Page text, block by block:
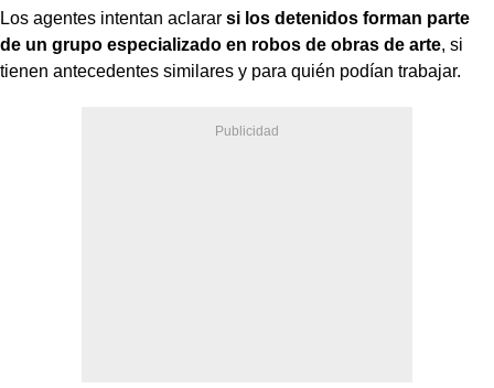
Los agentes intentan aclarar si los detenidos forman parte
de un grupo especializado en robos de obras de arte, si
tienen antecedentes similares y para quién podían trabajar.